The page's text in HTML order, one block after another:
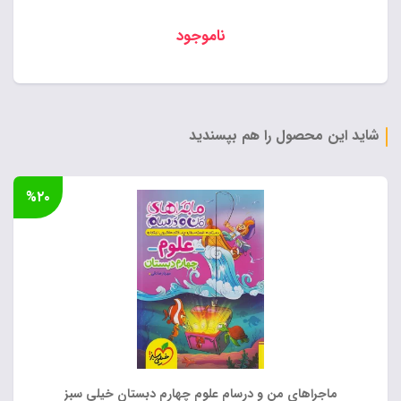
ناموجود
شاید این محصول را هم بپسندید
ماجراهای من و درسام علوم چهارم دبستان خیلی سبز
%۲۰